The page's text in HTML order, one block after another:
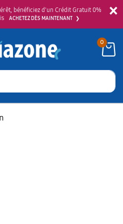
×
bénéficiez d'un Crédit Gratuit 0%
ACHETEZ DÈS MAINTENANT
0